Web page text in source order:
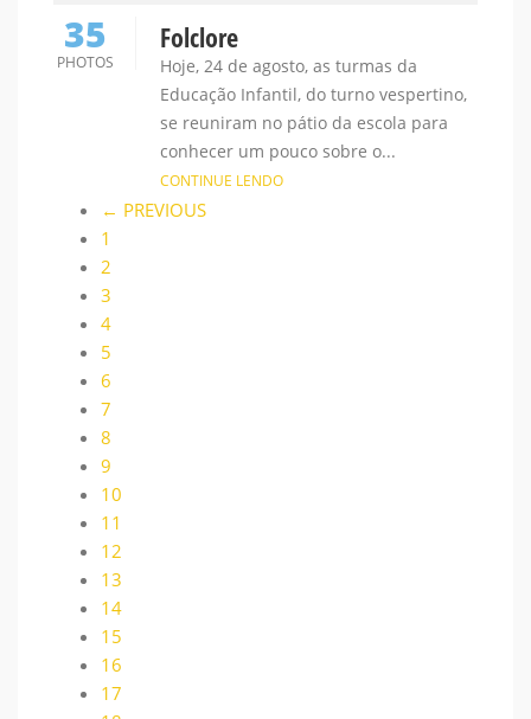
35
PHOTOS
Folclore
Hoje, 24 de agosto, as turmas da
Educação Infantil, do turno vespertino,
se reuniram no pátio da escola para
conhecer um pouco sobre o...
CONTINUE LENDO
← PREVIOUS
1
2
3
4
5
6
7
8
9
10
11
12
13
14
15
16
17